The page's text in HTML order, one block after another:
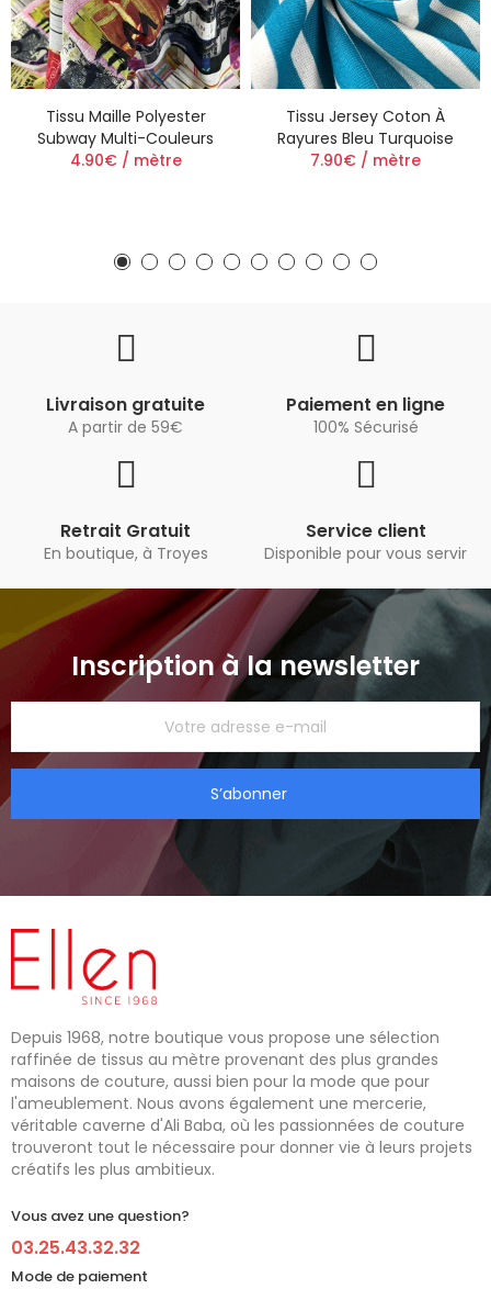
Tissu Maille Polyester
Subway Multi-Couleurs
4.90€ / mètre
Tissu Jersey Coton À
Rayures Bleu Turquoise
7.90€ / mètre
Livraison gratuite
A partir de 59€
Paiement en ligne
100% Sécurisé
Retrait Gratuit
En boutique, à Troyes
Service client
Disponible pour vous servir
Inscription à la newsletter
S’abonner
Depuis 1968, notre boutique vous propose une sélection
raffinée de tissus au mètre provenant des plus grandes
maisons de couture, aussi bien pour la mode que pour
l'ameublement. Nous avons également une mercerie,
véritable caverne d'Ali Baba, où les passionnées de couture
trouveront tout le nécessaire pour donner vie à leurs projets
créatifs les plus ambitieux.
Vous avez une question?
03.25.43.32.32
Mode de paiement